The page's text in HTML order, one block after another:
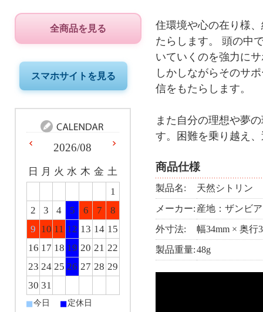
住環境や心の在り様
たらします。 頭の中
いていくのを強力に
しかしながらそのサ
信をもたらします。
また自分の理想や夢
す。困難を乗り越え
商品仕様
製品名: 天然シトリン
メーカー: 産地：ザンビア
外寸法: 幅34mm × 奥行
製品重量:48g
全商品を見る
スマホサイトを見る
2026/08
日 月 火 水 木 金 土
1
2
3 4 5 6 7
8
9 10 11 12 13 14 15
16 17 18 19 20 21 22
23 24 25 26 27 28 29
30 31
■今日 ■定休日